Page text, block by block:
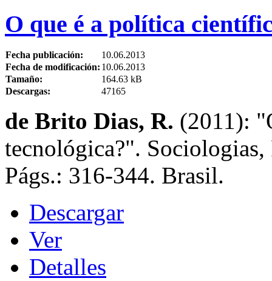
O que é a política
Fecha publicación:
10.06.2013
Fecha de modificación: 10.06.2013
Tamaño:
164.63 kB
Descargas:
47165
de Brito Dias, R. (2011):
tecnológica?".
Págs.: 316-344. Brasil.
Descargar
Ver
Detalles